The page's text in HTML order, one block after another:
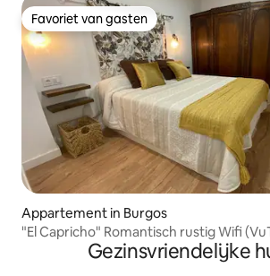
Favoriet van gasten
Favoriet van gasten
Appartement in Burgos
"El Capricho" Romantisch rustig Wifi
Gezinsvriendelijke